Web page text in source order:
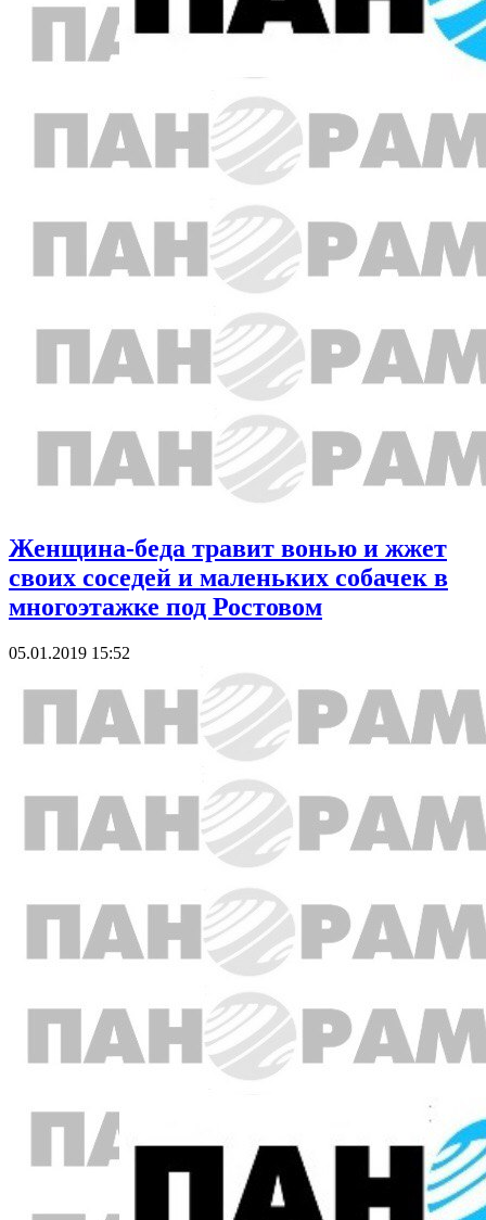
Женщина-беда травит вонью и жжет
своих соседей и маленьких собачек в
многоэтажке под Ростовом
05.01.2019 15:52